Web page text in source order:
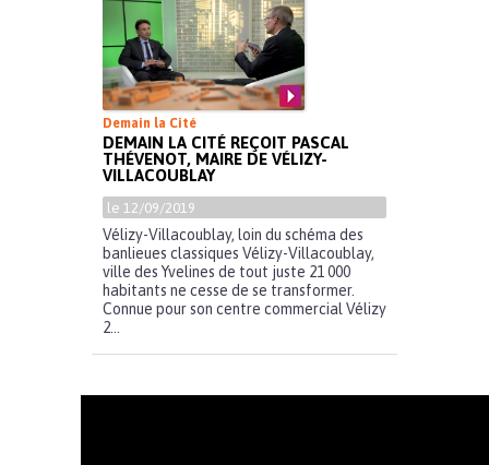
Demain la Cité
DEMAIN LA CITÉ REÇOIT PASCAL
THÉVENOT, MAIRE DE VÉLIZY-
VILLACOUBLAY
le 12/09/2019
Vélizy-Villacoublay, loin du schéma des
banlieues classiques Vélizy-Villacoublay,
ville des Yvelines de tout juste 21 000
habitants ne cesse de se transformer.
Connue pour son centre commercial Vélizy
2...